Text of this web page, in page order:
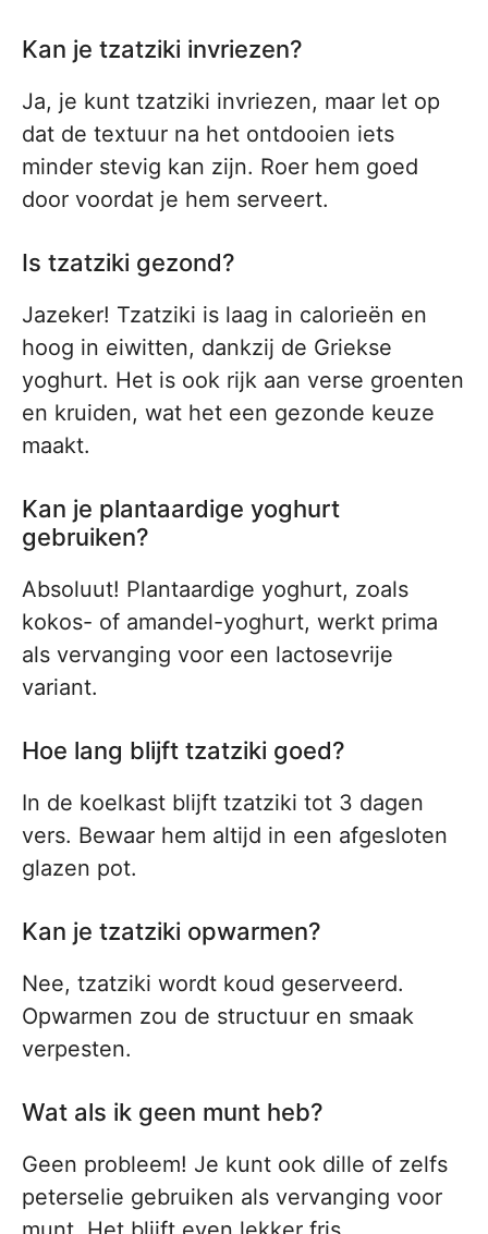
Kan je tzatziki invriezen?
Ja, je kunt tzatziki invriezen, maar let op
dat de textuur na het ontdooien iets
minder stevig kan zijn. Roer hem goed
door voordat je hem serveert.
Is tzatziki gezond?
Jazeker! Tzatziki is laag in calorieën en
hoog in eiwitten, dankzij de Griekse
yoghurt. Het is ook rijk aan verse groenten
en kruiden, wat het een gezonde keuze
maakt.
Kan je plantaardige yoghurt
gebruiken?
Absoluut! Plantaardige yoghurt, zoals
kokos- of amandel-yoghurt, werkt prima
als vervanging voor een lactosevrije
variant.
Hoe lang blijft tzatziki goed?
In de koelkast blijft tzatziki tot 3 dagen
vers. Bewaar hem altijd in een afgesloten
glazen pot.
Kan je tzatziki opwarmen?
Nee, tzatziki wordt koud geserveerd.
Opwarmen zou de structuur en smaak
verpesten.
Wat als ik geen munt heb?
Geen probleem! Je kunt ook dille of zelfs
peterselie gebruiken als vervanging voor